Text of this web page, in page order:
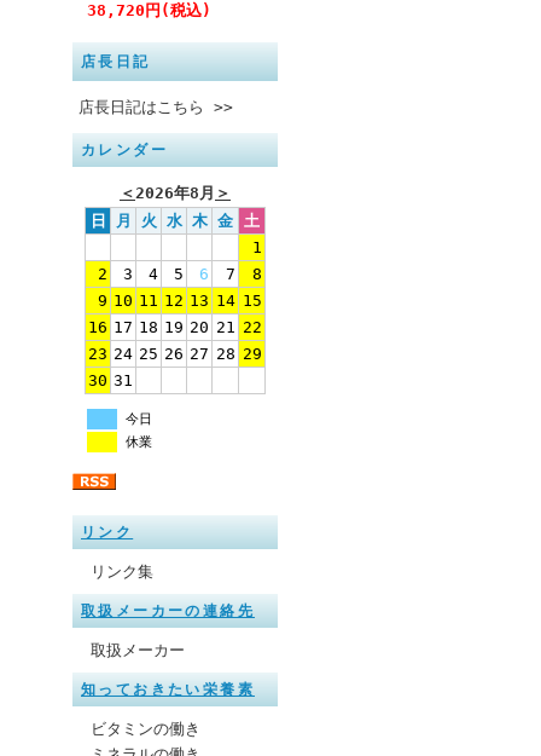
38,720円(税込)
店長日記
店長日記はこちら >>
カレンダー
＜2026年8月 ＞
日
月 火 水 木 金 土
1
2
3 4 5 6 7
8
9 10 11 12 13 14 15
16 17 18 19 20 21 22
23 24 25 26 27 28 29
30 31
今日
休業
リンク
リンク集
取扱メーカーの連絡先
取扱メーカー
知っておきたい栄養素
ビタミンの働き